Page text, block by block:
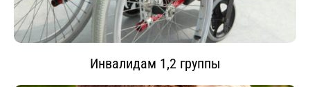
Инвалидам 1,2 группы